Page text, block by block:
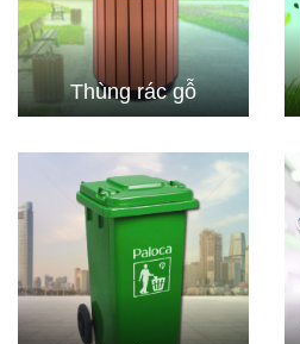
Thùng rác gỗ